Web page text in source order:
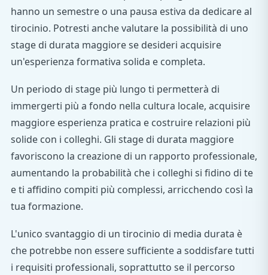
hanno un semestre o una pausa estiva da dedicare al
tirocinio. Potresti anche valutare la possibilità di uno
stage di durata maggiore se desideri acquisire
un'esperienza formativa solida e completa.
Un periodo di stage più lungo ti permetterà di
immergerti più a fondo nella cultura locale, acquisire
maggiore esperienza pratica e costruire relazioni più
solide con i colleghi. Gli stage di durata maggiore
favoriscono la creazione di un rapporto professionale,
aumentando la probabilità che i colleghi si fidino di te
e ti affidino compiti più complessi, arricchendo così la
tua formazione.
L'unico svantaggio di un tirocinio di media durata è
che potrebbe non essere sufficiente a soddisfare tutti
i requisiti professionali, soprattutto se il percorso